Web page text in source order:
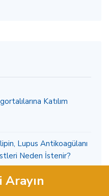
Katılım
Lupus Antikoagülanı
Neden İstenir?
2026Lipoprotein
Arayın